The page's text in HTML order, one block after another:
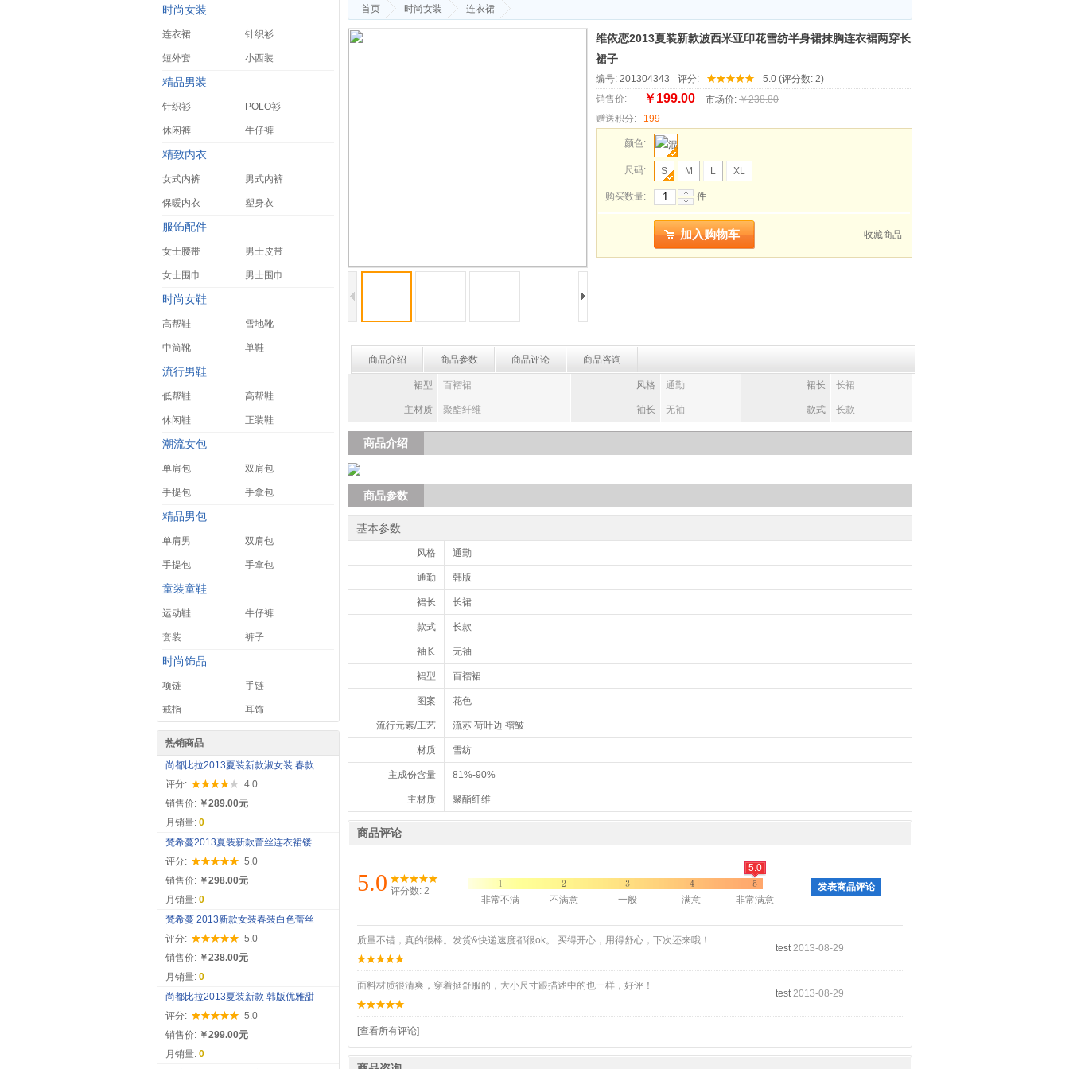
时尚女装
连衣裙 针织衫
短外套 小西装
精品男装
针织衫 POLO衫
休闲裤 牛仔裤
精致内衣
女式内裤 男式内裤
保暖内衣 塑身衣
服饰配件
女士腰带 男士皮带
女士围巾 男士围巾
时尚女鞋
高帮鞋 雪地靴
中筒靴 单鞋
流行男鞋
低帮鞋 高帮鞋
休闲鞋 正装鞋
潮流女包
单肩包 双肩包
手提包 手拿包
精品男包
单肩男 双肩包
手提包 手拿包
童装童鞋
运动鞋 牛仔裤
套装 裤子
时尚饰品
项链 手链
戒指 耳饰
热销商品
尚都比拉2013夏装新款淑女装 春款
评分:
4.0
销售价: ￥289.00元
月销量: 0
梵希蔓2013夏装新款蕾丝连衣裙镂
评分:
5.0
销售价: ￥298.00元
月销量: 0
梵希蔓 2013新款女装春装白色蕾丝
评分:
5.0
销售价: ￥238.00元
月销量: 0
尚都比拉2013夏装新款 韩版优雅甜
评分:
5.0
销售价: ￥299.00元
月销量: 0
首页 时尚女装 连衣裙
维依恋2013夏装新款波西米亚印花雪纺半身裙抹胸连衣裙两穿长
裙子
编号: 201304343 评分:
5.0 (评分数: 2)
销售价:
￥199.00 市场价: ￥238.80
赠送积分:
199
颜色:
尺码: S M L XL
购买数量: 件
收藏商品
商品介绍 商品参数 商品评论 商品咨询
裙型 百褶裙 风格 通勤 裙长 长裙
主材质 聚酯纤维 袖长 无袖 款式 长款
商品介绍
商品参数
基本参数
风格 通勤
通勤 韩版
裙长 长裙
款式 长款
袖长 无袖
裙型 百褶裙
图案 花色
流行元素/工艺 流苏 荷叶边 褶皱
材质 雪纺
主成份含量 81%-90%
主材质 聚酯纤维
商品评论
5.0 评分数: 2
5.0
非常不满 不满意 一般 满意 非常满意
发表商品评论
质量不错，真的很棒。发货&快递速度都很ok。 买得开心，用得舒心，下次还来哦！
test2013-08-29
面料材质很清爽，穿着挺舒服的，大小尺寸跟描述中的也一样，好评！
test2013-08-29
[查看所有评论]